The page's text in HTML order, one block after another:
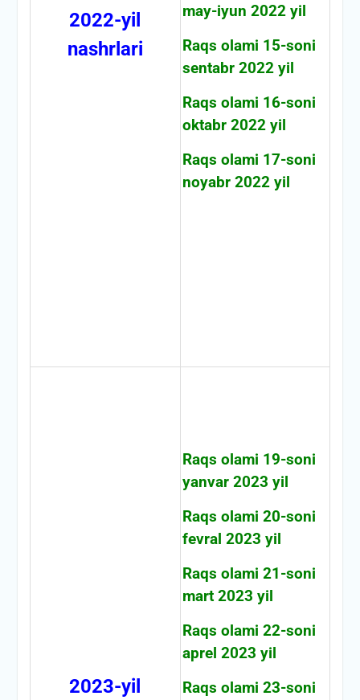
2022-yil
nashrlari
may-iyun 2022 yil
Raqs olami 15-soni
sentabr 2022 yil
Raqs olami 16-soni
oktabr 2022 yil
Raqs olami 17-soni
noyabr 2022 yil
2023-yil
Raqs olami 19-soni
yanvar 2023 yil
Raqs olami 20-soni
fevral 2023 yil
Raqs olami 21-soni
mart 2023 yil
Raqs olami 22-soni
aprel 2023 yil
Raqs olami 23-soni